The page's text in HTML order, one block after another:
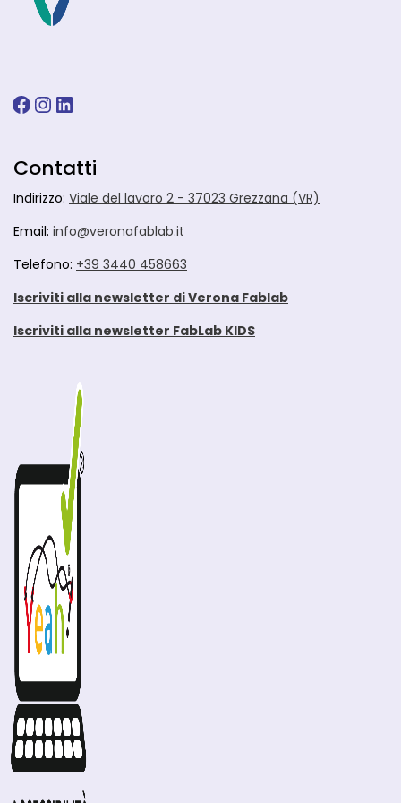
Facebook
Instagram
LinkedIn
Contatti
Indirizzo: Viale del lavoro 2 - 37023 Grezzana (VR)
Email: info@veronafablab.it
Telefono: +39 3440 458663
Iscriviti alla newsletter di Verona Fablab
Iscriviti alla newsletter FabLab KIDS